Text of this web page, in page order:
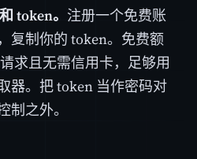
token。 注册一个免费账
复制你的 token。免费额
求且无需信用卡，足够用
器。把 token 当作密码对
制之外。